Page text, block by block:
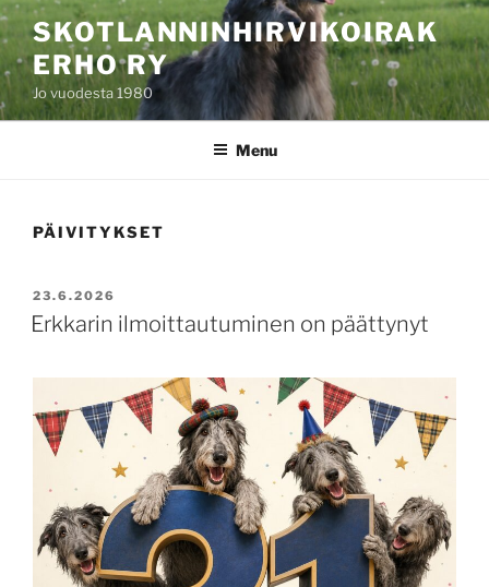
Skip
to
content
SKOTLANNINHIRVIKOIRAK
ERHO RY
Jo vuodesta 1980
Menu
PÄIVITYKSET
POSTED
ON
23.6.2026
Erkkarin ilmoittautuminen on päättynyt